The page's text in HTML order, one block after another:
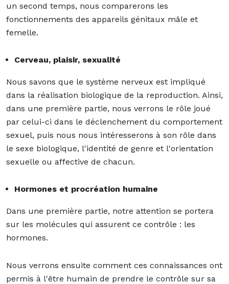
un second temps, nous comparerons les
fonctionnements des appareils génitaux mâle et
femelle.
Cerveau, plaisir, sexualité
Nous savons que le système nerveux est impliqué
dans la réalisation biologique de la reproduction. Ainsi,
dans une première partie, nous verrons le rôle joué
par celui-ci dans le déclenchement du comportement
sexuel, puis nous nous intéresserons à son rôle dans
le sexe biologique, l'identité de genre et l'orientation
sexuelle ou affective de chacun.
Hormones et procréation humaine
Dans une première partie, notre attention se portera
sur les molécules qui assurent ce contrôle : les
hormones.
Nous verrons ensuite comment ces connaissances ont
permis à l'être humain de prendre le contrôle sur sa